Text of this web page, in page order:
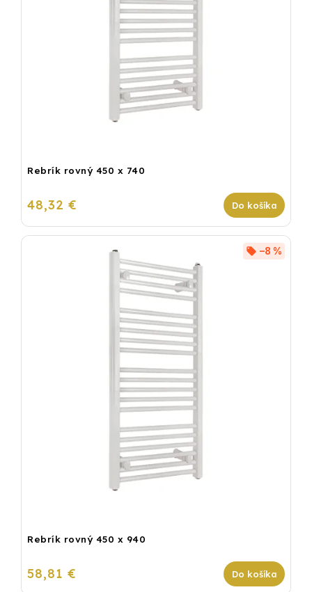
Rebrík rovný 450 x 740
48,32 € Do košíka
Rebrík rovný 450 x 940
–8 %
58,81 € Do košíka